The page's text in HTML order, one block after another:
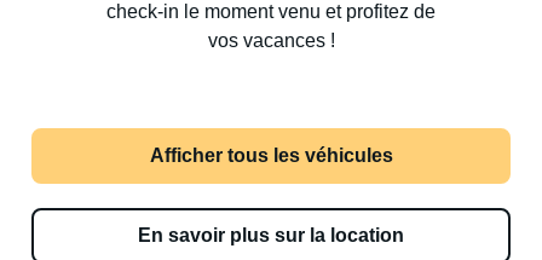
check-in le moment venu et profitez de
vos vacances !
Afficher tous les véhicules
En savoir plus sur la location